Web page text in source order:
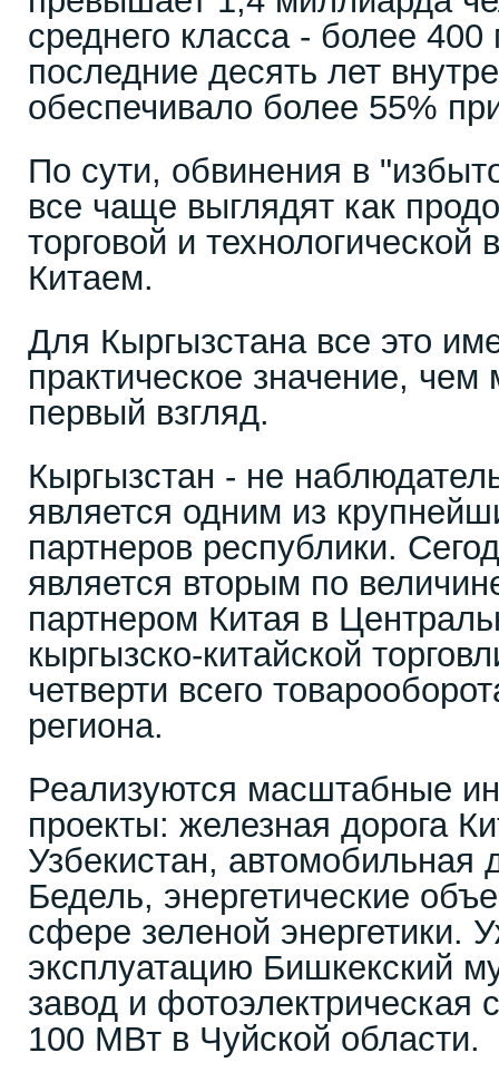
среднего класса - более
последние десять лет
обеспечивало более 55%
По сути, обвинения в
все чаще выглядят как
торговой и
Китаем.
Для Кыргызстана все это
практическое значение, чем
первый взгляд.
Кыргызстан - не
является одним из
партнеров республики.
является вторым по
партнером Китая в
кыргызско-китайской
четверти всего
региона.
Реализуются масштабные
проекты: железная дорога
Узбекистан, автомобильная
Бедель, энергетические
сфере зеленой энергетики.
эксплуатацию Бишкекский
завод и
100 МВт в Чуйской области.